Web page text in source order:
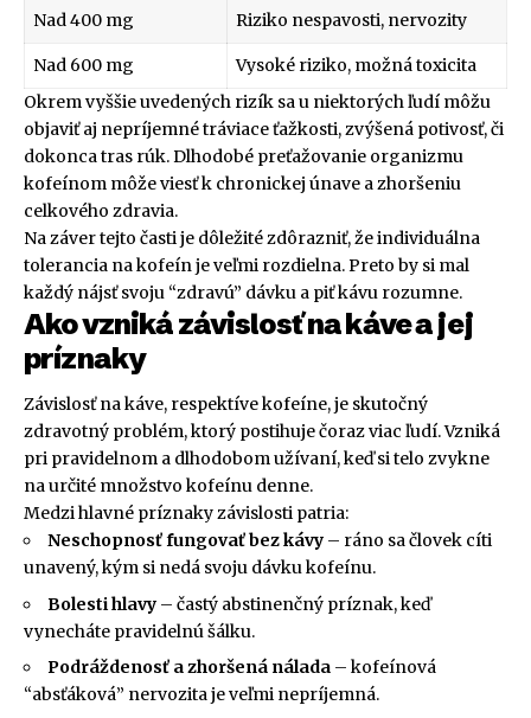
Nad 400 mg Riziko nespavosti, nervozity
Nad 600 mg
Vysoké riziko, možná toxicita
Okrem vyššie uvedených rizík sa u niektorých ľudí môžu
objaviť aj nepríjemné tráviace ťažkosti, zvýšená potivosť, či
dokonca tras rúk. Dlhodobé preťažovanie organizmu
kofeínom môže viesť k chronickej únave a zhoršeniu
celkového zdravia.
Na záver tejto časti je dôležité zdôrazniť, že individuálna
tolerancia na kofeín je veľmi rozdielna. Preto by si mal
každý nájsť svoju “zdravú” dávku a piť kávu rozumne.
Ako vzniká závislosť na káve a jej
príznaky
Závislosť na káve, respektíve kofeíne, je skutočný
zdravotný problém, ktorý postihuje čoraz viac ľudí. Vzniká
pri pravidelnom a dlhodobom užívaní, keď si telo zvykne
na určité množstvo kofeínu denne.
Medzi hlavné príznaky závislosti patria:
Neschopnosť fungovať bez kávy – ráno sa človek cíti
unavený, kým si nedá svoju dávku kofeínu.
Bolesti hlavy – častý abstinenčný príznak, keď
vynecháte pravidelnú šálku.
Podráždenosť a zhoršená nálada – kofeínová
“absťáková” nervozita je veľmi nepríjemná.